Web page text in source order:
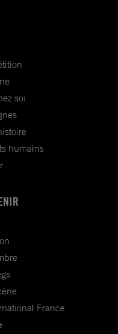
soi
humains
France